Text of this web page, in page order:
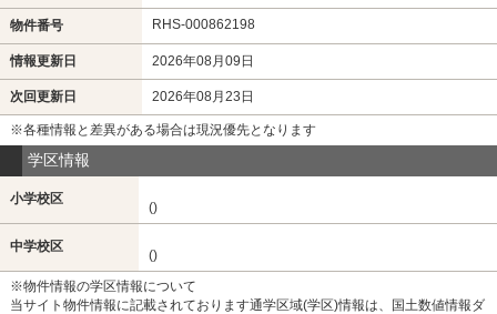
物件番号 RHS-000862198
情報更新日 2026年08月09日
次回更新日 2026年08月23日
※各種情報と差異がある場合は現況優先となります
学区情報
小学校区
()
中学校区
()
※物件情報の学区情報について
当サイト物件情報に記載されております通学区域(学区)情報は、国土数値情報ダ